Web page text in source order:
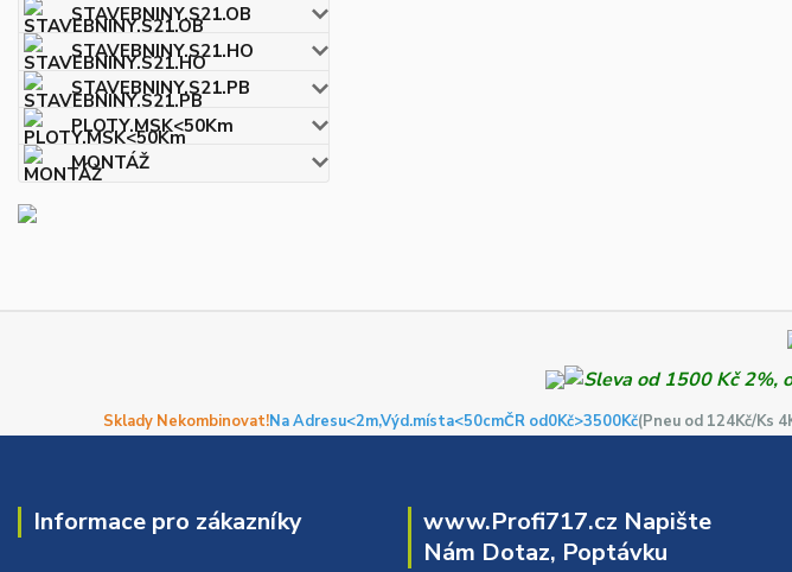
STAVEBNINY.S21.OB
STAVEBNINY.S21.HO
STAVEBNINY.S21.PB
PLOTY.MSK<50Km
MONTÁŽ
Sklady Nekombinovat!Na Adresu<2m,Výd.místa<50cmČR od0Kč>3500Kč(Pneu od 124Kč/Ks
Informace pro zákazníky
www.Profi717.cz Napište
Nám Dotaz, Poptávku